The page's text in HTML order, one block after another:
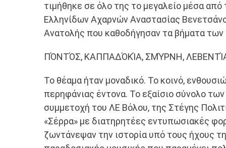
τιμήθηκε σε όλο της το μεγαλείο μέσα από
Ελληνίδων Αχαρνών Αναστασίας
Ανατολής που καθοδήγησαν τα βήματα
ΠΌΝΤΌΣ, ΚΑΠΠΑΔΌΚΊΑ, ΣΜΎΡΝΗ,
Το θέαμα ήταν μοναδικό. Το κοινό,
περηφάνιας έντονα. Το εξαίσιο σύνολο
συμμετοχή του ΛΕ Βόλου, της Στέγης
«Σέρρα» με διατηρητέες εντυπωσιακές
ζωντάνεψαν την ιστορία υπό τους ήχους